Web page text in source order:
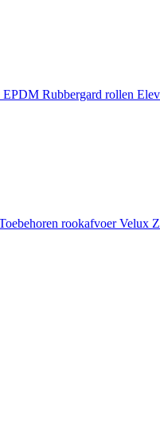
EPDM Rubbergard rollen
rookafvoerVelux